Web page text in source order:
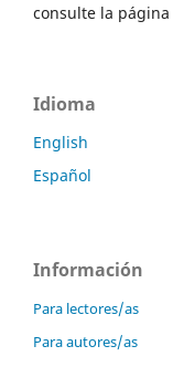
consulte la página
Idioma
English
Español
Información
Para lectores/as
Para autores/as